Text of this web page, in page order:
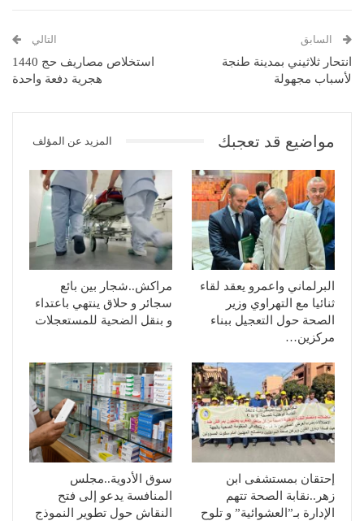
السابق
انتحار ثلاثيني بمدينة طنجة
لأسباب مجهولة
التالي
استخلاص مصاريف حج 1440
هجرية دفعة واحدة
مواضيع قد تعجبك المزيد عن المؤلف
البرلماني واعمرو يعقد لقاء
ثنائيا مع التهراوي وزير
الصحة حول التعجيل ببناء
مركزين…
مراكش..شجار بين بائع
سجائر و حلاق ينتهي باعتداء
و بنقل الضحية للمستعجلات
إحتقان بمستشفى ابن
زهر..نقابة الصحة تتهم
الإدارة بـ”العشوائية” و تلوح
سوق الأدوية..مجلس
المنافسة يدعو إلى فتح
النقاش حول تطوير النموذج